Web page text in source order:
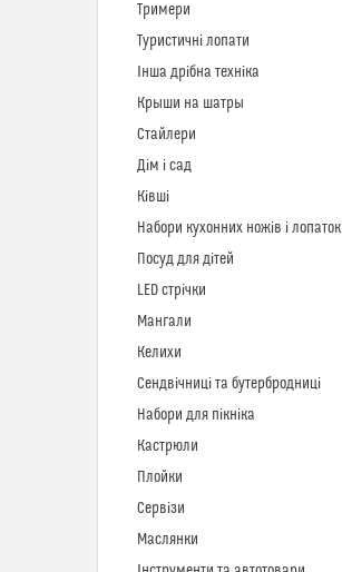
Тримери
Туристичні лопати
Інша дрібна техніка
Крыши на шатры
Стайлери
Дім і сад
Ківші
Набори кухонних ножів і лопаток
Посуд для дітей
LED стрічки
Мангали
Келихи
Сендвічниці та бутербродниці
Набори для пікніка
Кастрюли
Плойки
Сервізи
Маслянки